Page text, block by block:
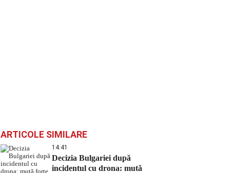
ARTICOLE SIMILARE
14:41
Decizia Bulgariei după
incidentul cu drona: mută